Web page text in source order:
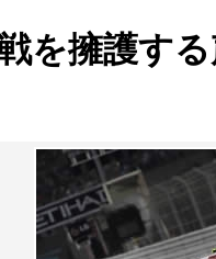
を擁護す